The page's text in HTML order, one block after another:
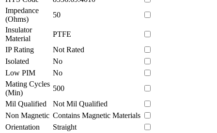
Impedance
(Ohms)
50
Insulator
Material
PTFE
IP Rating
Not Rated
Isolated
No
Low PIM
No
Mating Cycles
(Min)
500
Mil Qualified
Not Mil Qualified
Non Magnetic Contains Magnetic Materials
Orientation
Straight